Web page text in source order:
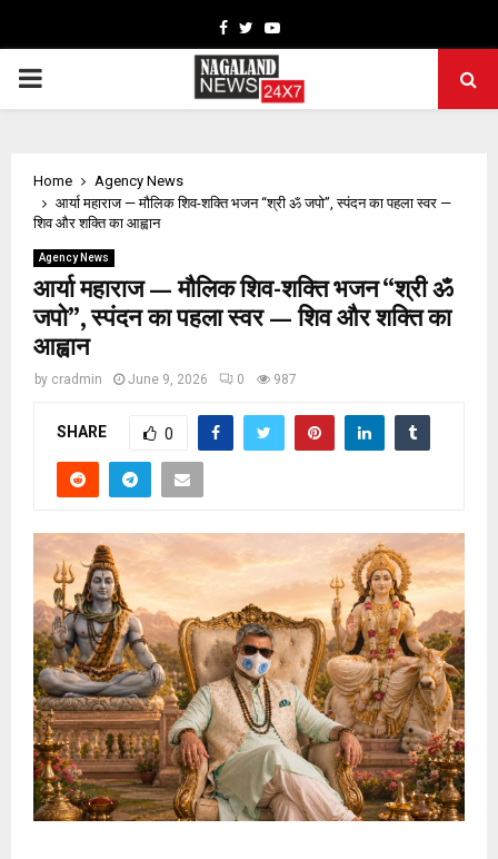
Facebook
TwitterYoutube
PRIMARY
Home
Agency News
आर्या महाराज — मौलिक शिव-शक्ति भजन “श्री ॐ जपो”, स्पंदन का पहला स्वर —
शिव और शक्ति का आह्वान
Agency News
आर्या महाराज — मौलिक शिव-शक्ति भजन “श्री ॐ
जपो”, स्पंदन का पहला स्वर — शिव और शक्ति का
आह्वान
by cradmin June 9, 2026 0 987
SHARE 0